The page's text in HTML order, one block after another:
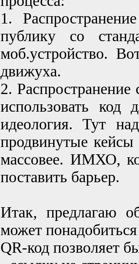
1.
публику со
моб.устройство.
движуха.
2. Распространение
использовать
идеология. Тут
продвинутые
массовее. ИМХО,
поставить барьер.
Итак, предлагаю
может
QR-код позволяет